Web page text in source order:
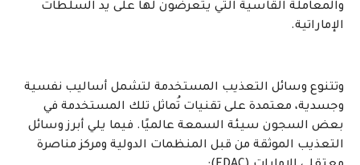
والمعاملة القاسية التي يتعرضون لها على يد السلطات
الإماراتية.
وتتنوع وسائل التعذيب المستخدمة لتشمل أساليب نفسية
وجسدية، معتمدة على تقنيات تُماثل تلك المستخدمة في
بعض السجون سيئة السمعة عالميًا. فيما يلي أبرز وسائل
التعذيب الموثقة من قبل المنظمات الدولية ومركز مناصرة